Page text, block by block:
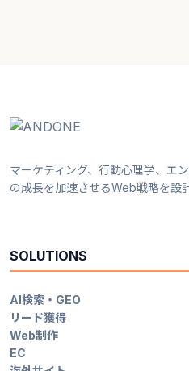
マーケティング、行動心理学、エ
の成長を加速させるWeb戦略を設
SOLUTIONS
AI検索・GEO
リード獲得
Web制作
EC